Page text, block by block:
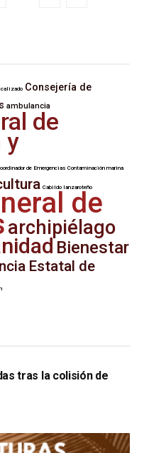
Consejería de
ambulancia
de
y
de Emergencias Contaminación marina
Cabildo lanzaroteño
de
archipiélago
Bienestar
Estatal de
tras la colisión de